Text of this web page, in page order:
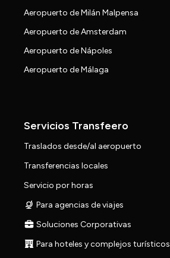
Aeropuerto de Milán Malpensa
Aeropuerto de Amsterdam
Aeropuerto de Nápoles
Aeropuerto de Málaga
Servicios Transfeero
Traslados desde/al aeropuerto
Transferencias locales
Servicio por horas
Para agencias de viajes
Soluciones Corporativas
Para hoteles y complejos turísticos